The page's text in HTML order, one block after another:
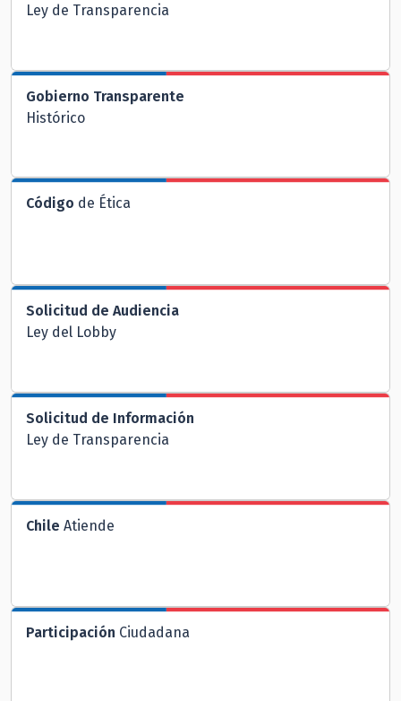
Ley de Transparencia
Gobierno Transparente
Histórico
Código de Ética
Solicitud de Audiencia
Ley del Lobby
Solicitud de Información
Ley de Transparencia
Chile Atiende
Participación Ciudadana